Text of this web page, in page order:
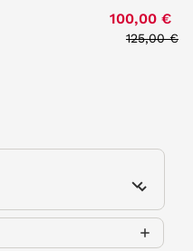
100,00 €
Price
125,00 €